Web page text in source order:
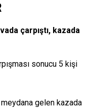
çarpıştı, kazada
sonucu 5 kişi
gelen kazada